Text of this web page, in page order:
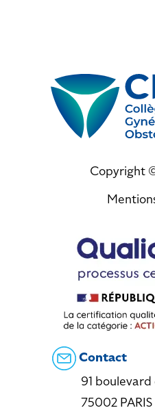
Copyright
Contact
91
75002 PARIS